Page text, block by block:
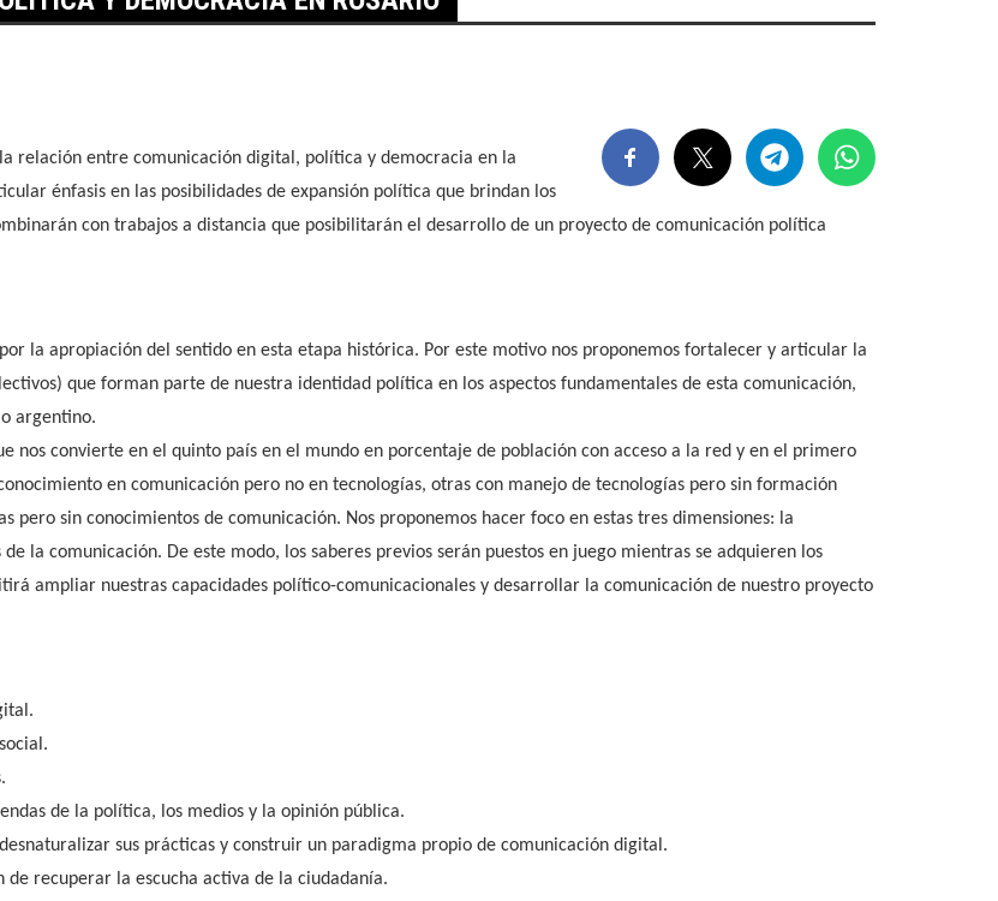
relación entre comunicación digital, política y democracia en la
énfasis en las posibilidades de expansión política que brindan los
con trabajos a distancia que posibilitarán el desarrollo de un proyecto de comunicación política
la apropiación del sentido en esta etapa histórica. Por este motivo nos proponemos fortalecer y articular la
que forman parte de nuestra identidad política en los aspectos fundamentales de esta comunicación,
argentino.
nos convierte en el quinto país en el mundo en porcentaje de población con acceso a la red y en el primero
en comunicación pero no en tecnologías, otras con manejo de tecnologías pero sin formación
sin conocimientos de comunicación. Nos proponemos hacer foco en estas tres dimensiones: la
la comunicación. De este modo, los saberes previos serán puestos en juego mientras se adquieren los
ampliar nuestras capacidades político-comunicacionales y desarrollar la comunicación de nuestro proyecto
de la política, los medios y la opinión pública.
sus prácticas y construir un paradigma propio de comunicación digital.
recuperar la escucha activa de la ciudadanía.